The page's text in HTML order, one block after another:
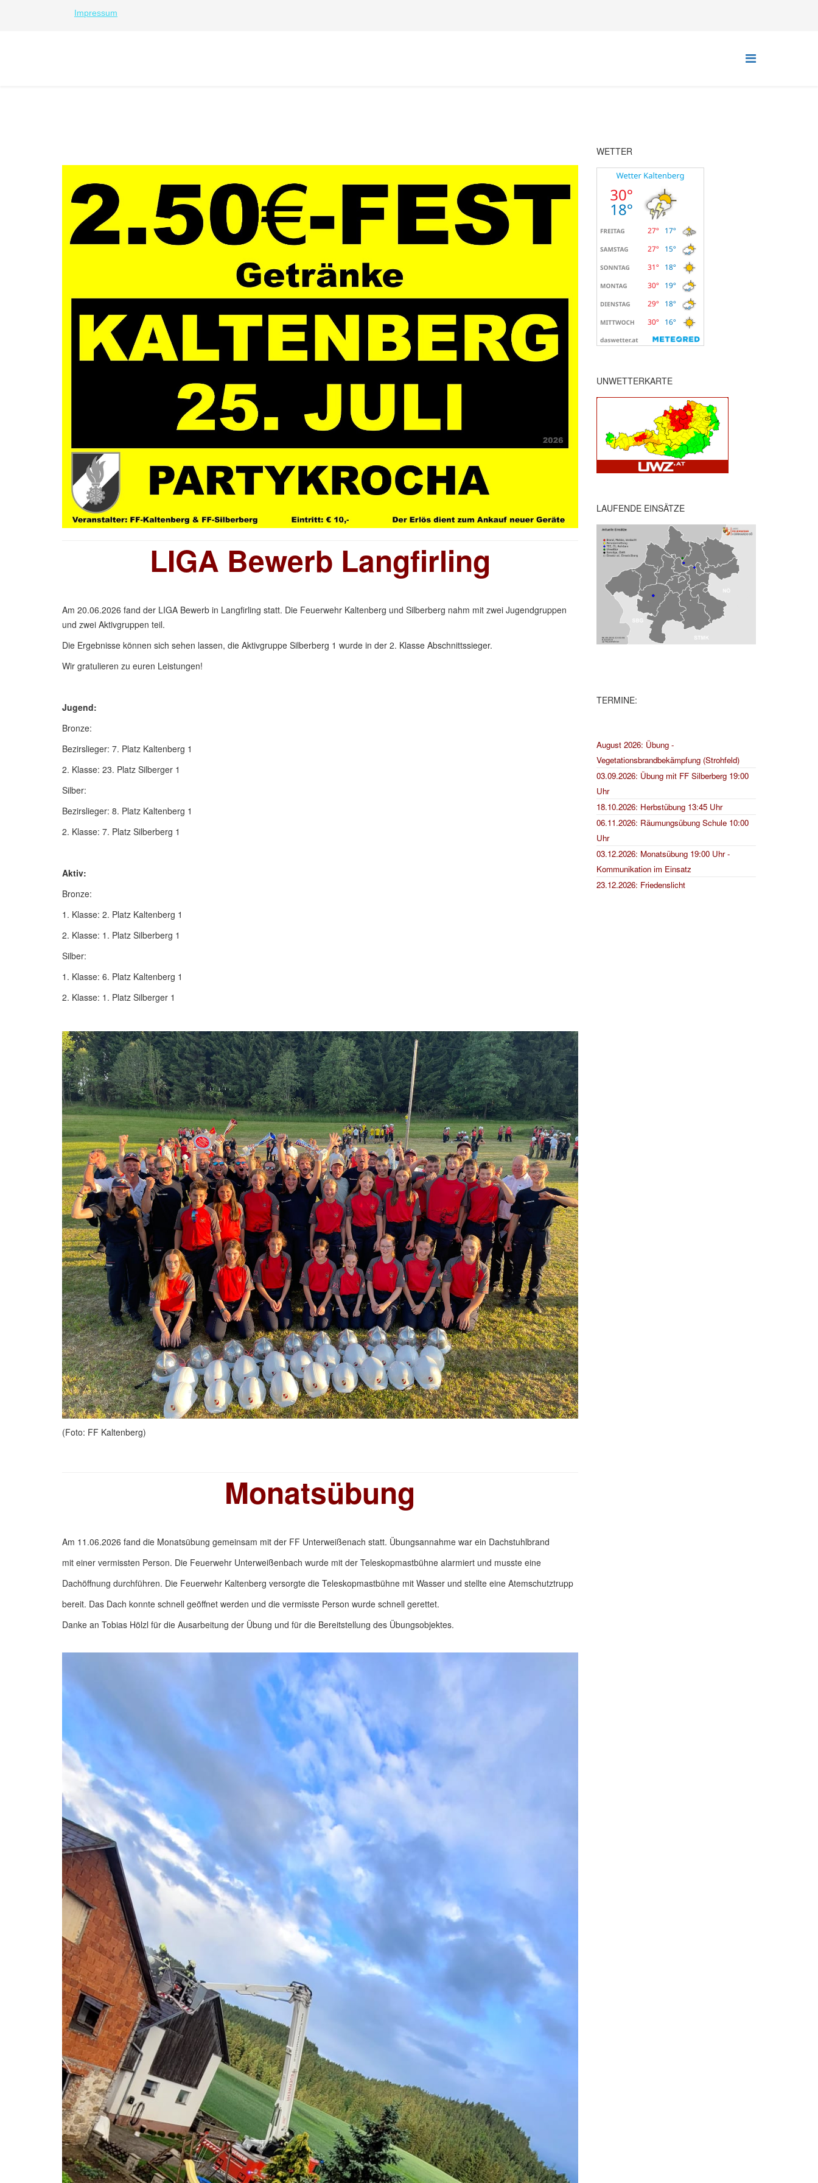
Impressum
LIGA Bewerb Langfirling
Am 20.06.2026 fand der LIGA Bewerb in Langfirling statt. Die Feuerwehr Kaltenberg und Silberberg nahm mit zwei Jugendgruppen
und zwei Aktivgruppen teil.
Die Ergebnisse können sich sehen lassen, die Aktivgruppe Silberberg 1 wurde in der 2. Klasse Abschnittssieger.
Wir gratulieren zu euren Leistungen!
Jugend:
Bronze:
Bezirslieger: 7. Platz Kaltenberg 1
2. Klasse: 23. Platz Silberger 1
Silber:
Bezirslieger: 8. Platz Kaltenberg 1
2. Klasse: 7. Platz Silberberg 1
Aktiv:
Bronze:
1. Klasse: 2. Platz Kaltenberg 1
2. Klasse: 1. Platz Silberberg 1
Silber:
1. Klasse: 6. Platz Kaltenberg 1
2. Klasse: 1. Platz Silberger 1
(Foto: FF Kaltenberg)
Monatsübung
Am 11.06.2026 fand die Monatsübung gemeinsam mit der FF Unterweißenach statt. Übungsannahme war ein Dachstuhlbrand
mit einer vermissten Person. Die Feuerwehr Unterweißenbach wurde mit der Teleskopmastbühne alarmiert und musste eine
Dachöffnung durchführen. Die Feuerwehr Kaltenberg versorgte die Teleskopmastbühne mit Wasser und stellte eine Atemschutztrupp
bereit. Das Dach konnte schnell geöffnet werden und die vermisste Person wurde schnell gerettet.
Danke an Tobias Hölzl für die Ausarbeitung der Übung und für die Bereitstellung des Übungsobjektes.
WETTER
UNWETTERKARTE
LAUFENDE EINSÄTZE
TERMINE:
August 2026: Übung -
Vegetationsbrandbekämpfung (Strohfeld)
03.09.2026: Übung mit FF Silberberg 19:00
Uhr
18.10.2026: Herbstübung 13:45 Uhr
06.11.2026: Räumungsübung Schule 10:00
Uhr
03.12.2026: Monatsübung 19:00 Uhr -
Kommunikation im Einsatz
23.12.2026: Friedenslicht